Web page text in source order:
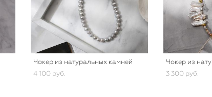
Чокер из натуральных камней
4 100 pуб.
Чокер из
3 300 pуб.